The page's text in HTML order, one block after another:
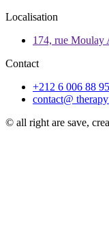
Localisation
174, rue Moulay
Contact
+212 6 006 88
contact@
© all right are save,